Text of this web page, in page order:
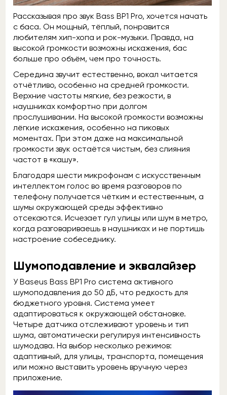
Рассказывая про звук Bass BP1 Pro, хочется начать
с баса. Он мощный, тёплый, понравится
любителям хип-хопа и рок-музыки. Правда, на
высокой громкости возможны искажения, бас
больше про объём, чем про точность.
Середина звучит естественно, вокал читается
отчётливо, особенно на средней громкости.
Верхние частоты мягкие, без резкости, в
наушниках комфортно при долгом
прослушивании. На высокой громкости возможны
лёгкие искажения, особенно на пиковых
моментах. При этом даже на максимальной
громкости звук остаётся чистым, без слияния
частот в «кашу».
Благодаря шести микрофонам с искусственным
интеллектом голос во время разговоров по
телефону получается чётким и естественным, а
шумы окружающей среды эффективно
отсекаются. Исчезает гул улицы или шум в метро,
когда разговариваешь в наушниках и не портишь
настроение собеседнику.
Шумоподавление и эквалайзер
У Baseus Bass BP1 Pro система активного
шумоподавления до 50 дБ, что редкость для
бюджетного уровня. Система умеет
адаптироваться к окружающей обстановке.
Четыре датчика отслеживают уровень и тип
шума, автоматически регулируя интенсивность
шумодава. На выбор несколько режимов:
адаптивный, для улицы, транспорта, помещения
или можно выставить уровень вручную через
приложение.